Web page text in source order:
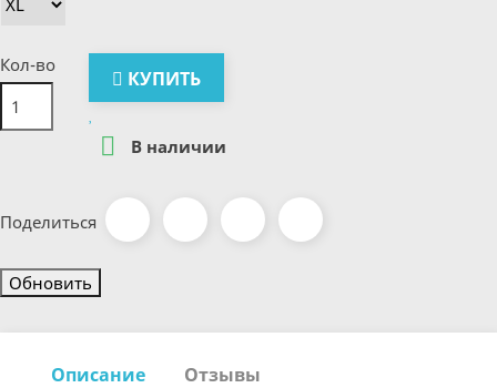
Кол-во
КУПИТЬ
 В наличии
Поделиться
Описание Отзывы